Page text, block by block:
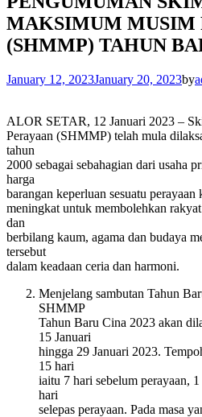
MAKSIMUM MUSIM
(SHMMP) TAHUN
January 12, 2023January 20, 2023by
ALOR SETAR, 12 Januari 2023 –
Perayaan (SHMMP) telah mula
tahun
2000 sebagai sebahagian dari usaha
harga
barangan keperluan sesuatu
meningkat untuk membolehkan
dan
berbilang kaum, agama dan budaya
tersebut
dalam keadaan ceria dan harmoni.
Menjelang sambutan Tahun
SHMMP
Tahun Baru Cina 2023 akan
15 Januari
hingga 29 Januari 2023.
15 hari
iaitu 7 hari sebelum perayaan,
hari
selepas perayaan. Pada masa